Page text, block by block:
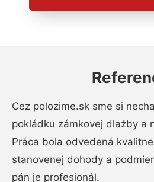
Cez polozime.sk sme si
pokládku zámkovej dlažby a
Práca bola odvedená
stanovenej dohody a
pán je profesionál.